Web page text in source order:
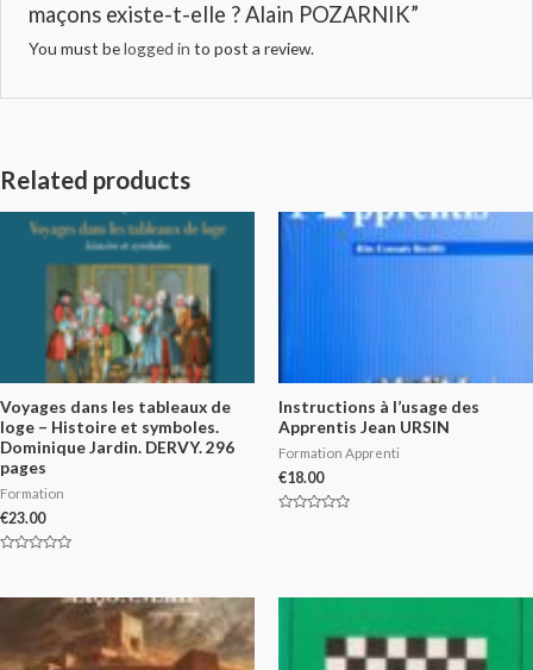
maçons existe-t-elle ? Alain POZARNIK”
You must belogged in to post a review.
Related products
Voyages dans les tableaux de
loge – Histoire et symboles.
Dominique Jardin. DERVY. 296
pages
Formation
€23.00
of
Instructions à l’usage des
Apprentis Jean URSIN
Formation Apprenti
€18.00